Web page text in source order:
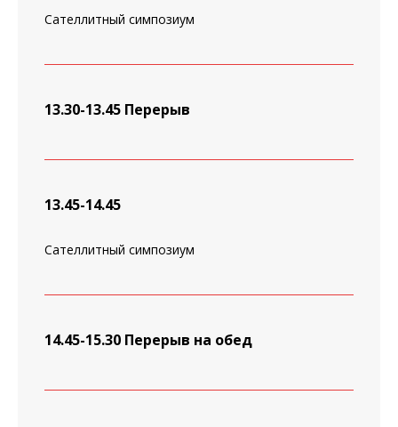
Сателлитный симпозиум
13.30-13.45 Перерыв
13.45-14.45
Сателлитный симпозиум
14.45-15.30 Перерыв на обед